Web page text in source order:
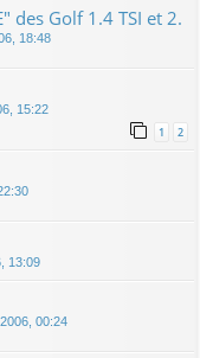
des Golf 1.4 TSI et 2.
18:48
15:22
1 2
13:09
00:24